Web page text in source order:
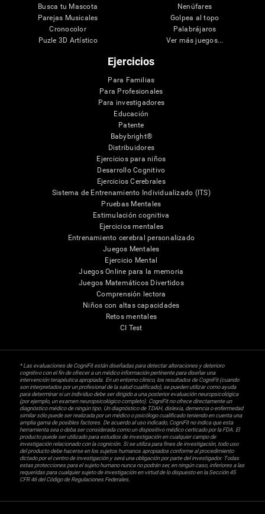
Busca tu Mascota
Parejas Musicales
Cronocolor
Puzle 3D Artístico
Nenúfares
Golpea al topo
Palabrájaros
Ver más juegos...
Ejercicios
Para Familias
Para Profesionales
Para investigadores
Educación
Patente
Babybright®
Distribuidores
Ejercicios para niños
Desarrollo Cognitivo
Ejercicios Cerebrales
Sistema de Entrenamiento Individualizado (ITS)
Pruebas Mentales
Estimulación cognitiva
Ejercicios mentales
Entrenamiento cerebral personalizado
Juegos Mentales
Ejercicio Mental
Juegos Online para la memoria
Juegos Matemáticos Divertidos
Comprensión lectora
Niños con altas capacidades
Retos mentales
CI Test
* Las evaluaciones de CogniFit están diseñadas para detectar alteraciones y deterioro
cognitivo con el fin de ofrecer a un médico información pertinente para diseñar una
intervención terapéutica apropiada. En un entorno clínico, los resultados de CogniFit (cuando
son interpretados por un profesional de la salud cualificado), se pueden utilizar como ayuda
para determinar si un individuo debe ser dirigido a una posterior evaluación neuropsicológica
(por ejemplo, un examen neuropsicológico completo). CogniFit no ofrece directamente un
diagnóstico médico de ningún tipo. Un diagnóstico de TDAH, dislexia, demencia o enfermedad
similar sólo puede ser realizada por un médico o psicólogo cualificado teniendo en cuenta una
amplia gama de posibles factores. De acuerdo al uso indicado, CogniFit no indica que esta
herramienta sea o deba ser considerada como un dispositivo médico certicado por la FDA. El
producto puede ser utilizado para estudios de investigación en cualquier campo de
investigación relacionado con la cognición. Si se utiliza para fines de investigación, todo uso
del producto debe hacerse en los sujetos humanos apropiados conforme al procedimiento
dictado por el centro de investigación y será una obligación por parte del investigador. Todas
estas protecciones para el sujeto humano nunca no podrán ser, en ningún caso, inferiores a las
requeridas para cualquier sujeto de investigación en virtud de lo dispuesto en la Sección 45
CFR 46 del Código de Regulaciones Federales.